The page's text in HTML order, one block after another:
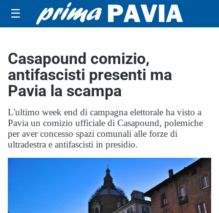
☰
Casapound comizio,
antifascisti presenti ma
Pavia la scampa
L'ultimo week end di campagna elettorale ha visto a
Pavia un comizio ufficiale di Casapound, polemiche
per aver concesso spazi comunali alle forze di
ultradestra e antifascisti in presidio.